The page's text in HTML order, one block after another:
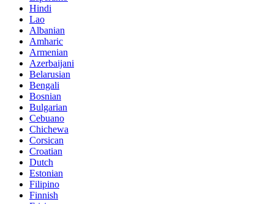
Hindi
Lao
Albanian
Amharic
Armenian
Azerbaijani
Belarusian
Bengali
Bosnian
Bulgarian
Cebuano
Chichewa
Corsican
Croatian
Dutch
Estonian
Filipino
Finnish